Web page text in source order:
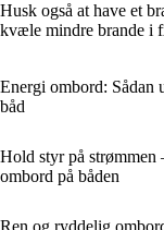
Husk også at have et
kvæle mindre brande i
Energi ombord: Sådan
båd
Hold styr på strømmen
ombord på båden